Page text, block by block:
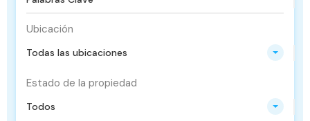
Ubicación
Todas las ubicaciones
Estado de la propiedad
Todos